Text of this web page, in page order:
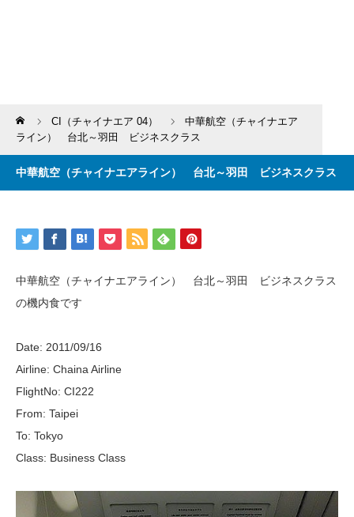
Home CI（チャイナエア 04）
中華航空（チャイナエア
ライン） 台北～羽田 ビジネスクラス
中華航空（チャイナエアライン） 台北～羽田 ビジネスクラス
中華航空（チャイナエアライン） 台北～羽田 ビジネスクラス
の機内食です
Date: 2011/09/16
Airline: Chaina Airline
FlightNo: CI222
From: Taipei
To: Tokyo
Class: Business Class